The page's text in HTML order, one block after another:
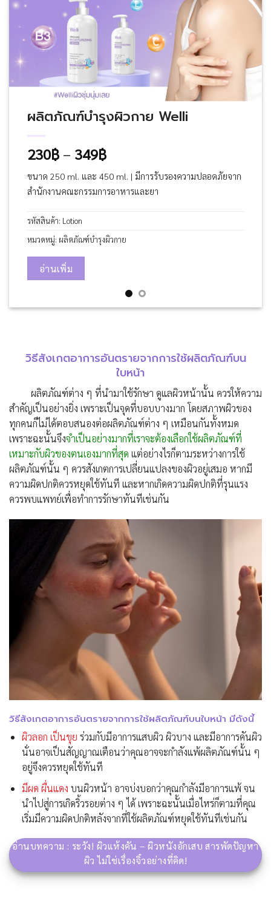
ผลิตภัณฑ์บำรุงผิวกาย Welli
230฿ – 349฿Price
range:
230฿
through
349฿
ขนาด 250 ml. และ 450 ml. | มีการรับรองความปลอดภัยจาก
สำนักงานคณะกรรมการอาหารและยา
รหัสสินค้า: Lotion
หมวดหมู่: ผลิตภัณฑ์บำรุงผิวกาย
อ่านเพิ่ม
วิธีสังเกตอาการอันตรายจากการใช้ผลิตภัณฑ์บน
ใบหน้า
ผลิตภัณฑ์ต่าง ๆ ที่นำมาใช้รักษา ดูแลผิวหน้านั้น ควรให้ความ
สำคัญเป็นอย่างยิ่ง เพราะเป็นจุดที่บอบบางมาก โดยสภาพผิวของ
ทุกคนก็ไม่ได้ตอบสนองต่อผลิตภัณฑ์ต่าง ๆ เหมือนกันทั้งหมด
เพราะฉะนั้นจึงจำเป็นอย่างมากที่เราจะต้องเลือกใช้ผลิตภัณฑ์ที่
เหมาะกับผิวของตนเองมากที่สุด แต่อย่างไรก็ตามระหว่างการใช้
ผลิตภัณฑ์นั้น ๆ ควรสังเกตการเปลี่ยนแปลงของผิวอยู่เสมอ หากมี
ความผิดปกติควรหยุดใช้ทันที และหากเกิดความผิดปกติที่รุนแรง
ควรพบแพทย์เพื่อทำการรักษาทันทีเช่นกัน
วิธีสังเกตอาการอันตรายจากการใช้ผลิตภัณฑ์บนใบหน้า มีดังนี้
ผิวลอก เป็นขุย ร่วมกับมีอาการแสบผิว ผิวบาง และมีอาการคันผิว
นั่นอาจเป็นสัญญาณเตือนว่าคุณอาจจะกำลังแพ้ผลิตภัณฑ์นั้น ๆ
อยู่จึงควรหยุดใช้ทันที
มีผด ผื่นแดง บนผิวหน้า อาจบ่งบอกว่าคุณกำลังมีอาการแพ้ จน
นำไปสู่การเกิดริ้วรอยต่าง ๆ ได้ เพราะฉะนั้นเมื่อไหร่ก็ตามที่คุณ
เริ่มมีความผิดปกติหลังจากที่ใช้ผลิตภัณฑ์หยุดใช้ทันทีเช่นกัน
อ่านบทความ : ระวัง! ผิวแห้งคัน – ผิวหนังอักเสบ สารพัดปัญหา
ผิว ไม่ใช่เรื่องจิ๋วอย่างที่คิด!